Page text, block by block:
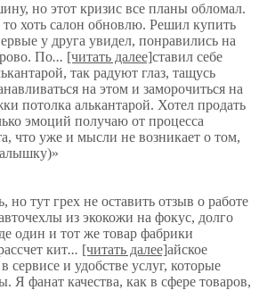
но этот кризис все планы обломал.
хоть салон обновлю. Решил купить
у друга увидел, понравились на
По... [читать далее]ставил себе
так радуют глаз, тащусь
на этом и заморочиться на
потолка алькантарой. Хотел продать
эмоций получаю от процесса
что уже и мысли не возникает о том,
»
но тут грех не оставить отзыв о работе
из экокожи на фокус, долго
один и тот же товар фабрики
кит... [читать далее]айское
и удобстве услуг, которые
Я фанат качества, как в сфере товаров,